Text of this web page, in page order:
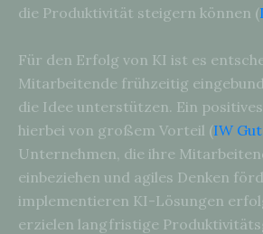
die Produktivität steigern können (
Für den Erfolg von KI ist es
Mitarbeitende frühzeitig
die Idee unterstützen. Ein
hierbei von großem Vorteil (IW
Unternehmen, die ihre
einbeziehen und agiles Denken
implementieren KI-Lösungen
erzielen langfristige